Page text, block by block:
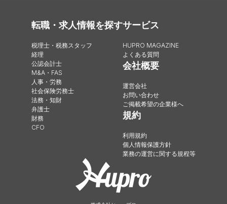
転職・求人情報を探す
税理士・税務スタッフ
経理
公認会計士
M&A・FAS
人事・労務
社会保険労務士
法務・知財
弁護士
財務
CFO
サービス
HUPRO MAGAZINE
よくある質問
会社概要
運営会社
お問い合わせ
ご掲載希望の企業様へ
規約
利用規約
個人情報保護方針
業務の運営に関する規程等